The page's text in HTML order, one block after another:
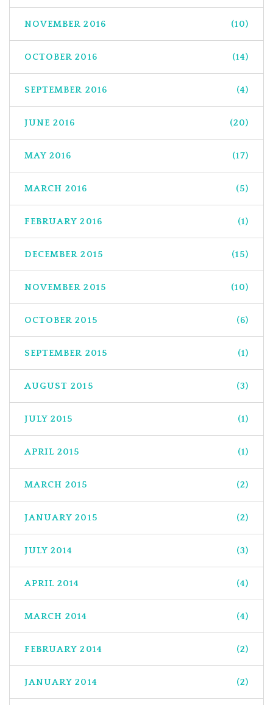
NOVEMBER 2016 (10)
OCTOBER 2016 (14)
SEPTEMBER 2016 (4)
JUNE 2016 (20)
MAY 2016 (17)
MARCH 2016 (5)
FEBRUARY 2016 (1)
DECEMBER 2015 (15)
NOVEMBER 2015 (10)
OCTOBER 2015 (6)
SEPTEMBER 2015 (1)
AUGUST 2015 (3)
JULY 2015 (1)
APRIL 2015 (1)
MARCH 2015 (2)
JANUARY 2015 (2)
JULY 2014 (3)
APRIL 2014 (4)
MARCH 2014 (4)
FEBRUARY 2014 (2)
JANUARY 2014 (2)